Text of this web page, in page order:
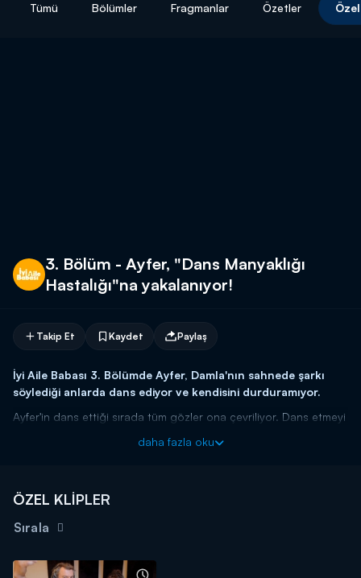
Tümü Bölümler Fragmanlar Özetler
3. Bölüm - Ayfer, "Dans Manyaklığı
Hastalığı"na yakalanıyor!
Takip Et Kaydet Paylaş
İyi Aile Babası 3. Bölümde Ayfer, Damla'nın sahnede şarkı
söylediği anlarda dans ediyor ve kendisini durduramıyor.
Ayfer'in dans ettiği sırada tüm gözler ona çevriliyor. Dans etmeyi
durumu fark ediyor ve acilen Ayfer'i hastaneye götürmeleri
İyi Aile Babası yeni bölümüyle perşembe saat 20.00'da Kanal
D'de!
daha fazla oku
ÖZEL KLİPLER
Sırala